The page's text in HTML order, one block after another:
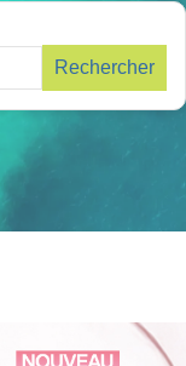
Rechercher